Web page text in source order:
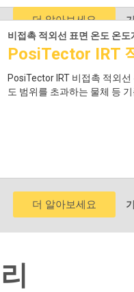
더 알아보세요
비접촉 적외선 표면 온도 온도
PosiTector IRT
PosiTector IRT 비접촉 적외
도 범위를 초과하는 물체 등
더 알아보세요